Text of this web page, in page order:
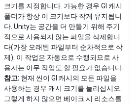
크기를 지정합니다. 가능한 경우 GI 캐시
폴더가 항상 이 크기보다 작게 유지됩니
다. Unity는 공간을 더 만들기 위해 주기
적으로 사용되지 않는 파일을 삭제합니
다(가장 오래된 파일부터 순차적으로 삭
제). 이 작업은 자동으로 수행되므로 사
용자는 아무 작업도 할 필요가 없습니다.
참고: 현재 씬이 GI 캐시의 모든 파일을
사용하는 경우 캐시 크기를 늘리십시오.
그렇게 하지 않으면 베이크 시 리소스를